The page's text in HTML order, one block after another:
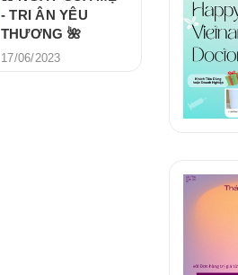
- TRI ÂN YÊU
THƯƠNG 🌺
17/06/2023